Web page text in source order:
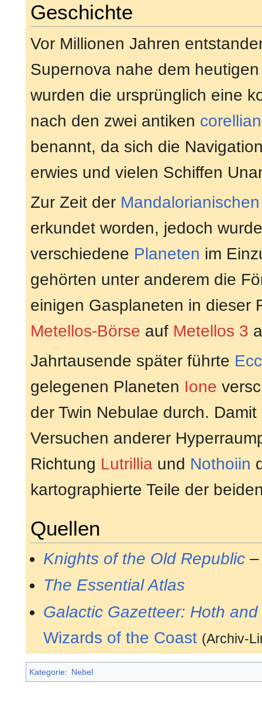
Geschichte
Vor Millionen Jahren
Supernova nahe dem
wurden die ursprünglich eine
nach den zwei antiken
benannt, da sich die
erwies und vielen Schiffen
Zur Zeit der
erkundet worden, jedoch
verschiedene Planeten im
gehörten unter anderem die
einigen Gasplaneten in dieser
Metellos-Börse auf Metellos 3
Jahrtausende später führte
gelegenen Planeten Ione
der Twin Nebulae durch.
Versuchen anderer
Richtung Lutrillia und Nothoiin
kartographierte Teile der
Quellen
Knights of the Old Republic
The Essential Atlas
Galactic Gazetteer: Hoth
Wizards of the Coast (Archiv-
Kategorie: Nebel